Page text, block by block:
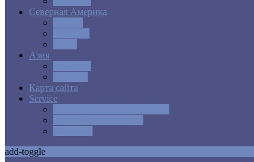
Северная Америка
Азия
Карта сайта
Service
add-toggle